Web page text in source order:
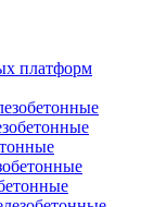
платформ